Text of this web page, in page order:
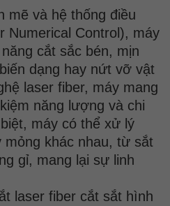
mẽ và hệ thống điều
Numerical Control), máy
cắt sắc bén, mịn
dạng hay nứt vỡ vật
laser fiber, máy mang
năng lượng và chi
máy có thể xử lý
mỏng khác nhau, từ sắt
gỉ, mang lại sự linh
laser fiber cắt sắt hình